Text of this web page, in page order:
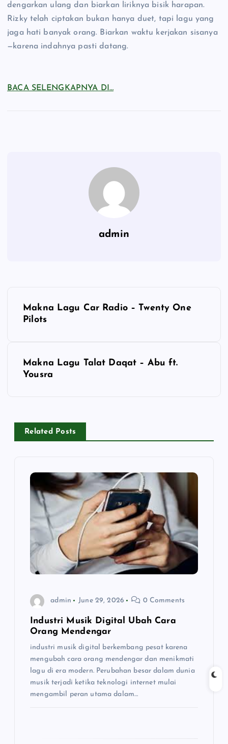
dengarkan ulang dan biarkan liriknya bisik harapan.
Rizky telah ciptakan bukan hanya duet, tapi lagu yang
jaga hati banyak orang. Biarkan waktu kerjakan sisanya
—karena indahnya pasti datang.
BACA SELENGKAPNYA DI…
admin
a
v
Makna Lagu Car Radio – Twenty One
Pilots
Makna Lagu Talat Daqat – Abu ft.
Yousra
Related Posts
admin June 29, 2026 0 Comments
Industri Musik Digital Ubah Cara
Orang Mendengar
industri musik digital berkembang pesat karena
mengubah cara orang mendengar dan menikmati
lagu di era modern. Perubahan besar dalam dunia
musik terjadi ketika teknologi internet mulai
mengambil peran utama dalam…